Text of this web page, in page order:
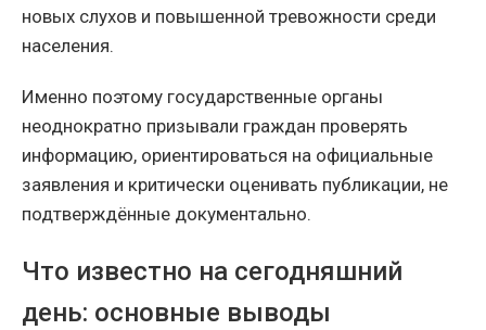
новых слухов и повышенной тревожности среди
населения.
Именно поэтому государственные органы
неоднократно призывали граждан проверять
информацию, ориентироваться на официальные
заявления и критически оценивать публикации, не
подтверждённые документально.
Что известно на сегодняшний
день: основные выводы